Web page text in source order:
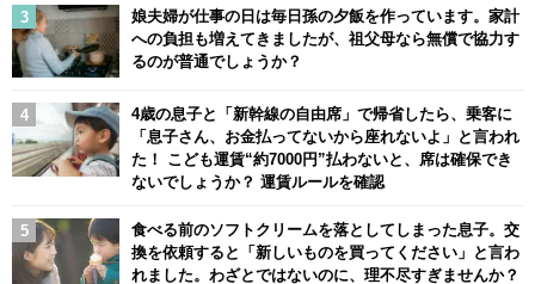
娘夫婦が仕事の日は毎日孫の夕飯を作っています。家計
への負担も増えてきましたが、祖父母なら無償で協力す
るのが普通でしょうか？
4歳の息子と「新幹線の自由席」で帰省したら、乗客に
「息子さん、お金払ってないから座れないよ」と言われ
た！ こども運賃“約7000円”払わないと、席は確保でき
ないでしょうか？ 運賃ルールを確認
食べる前のソフトクリームを落としてしまった息子。交
換を依頼すると「新しいものを買ってください」と言わ
れました。わざとではないのに、理不尽すぎませんか？